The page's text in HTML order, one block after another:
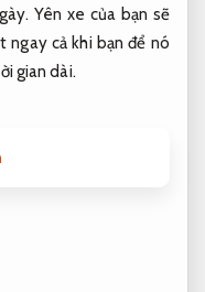
Yên xe của bạn sẽ
ngay cả khi bạn để nó
gian dài.